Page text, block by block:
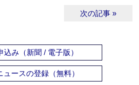
次の記事 »
込み（新聞 / 電子版）
ュースの登録（無料）